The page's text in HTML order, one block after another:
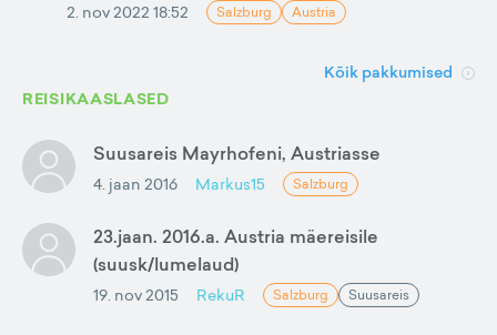
2. nov 2022 18:52 Salzburg Austria
Kõik pakkumised
REISIKAASLASED
Suusareis Mayrhofeni, Austriasse
4. jaan 2016 Markus15 Salzburg
23.jaan. 2016.a. Austria mäereisile
(suusk/lumelaud)
19. nov 2015 RekuR Salzburg Suusareis